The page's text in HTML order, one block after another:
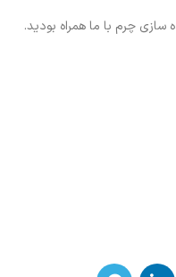
سازی چرم با ما همراه بودید.